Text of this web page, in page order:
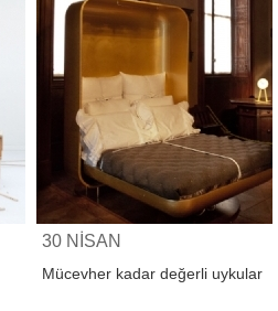
30 NİSAN
Mücevher kadar değerli uykular